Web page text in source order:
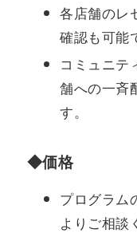
各店舗のレ
確認も可能
コミュニテ
舗への一斉
す。
◆価格
プログラム
よりご相談